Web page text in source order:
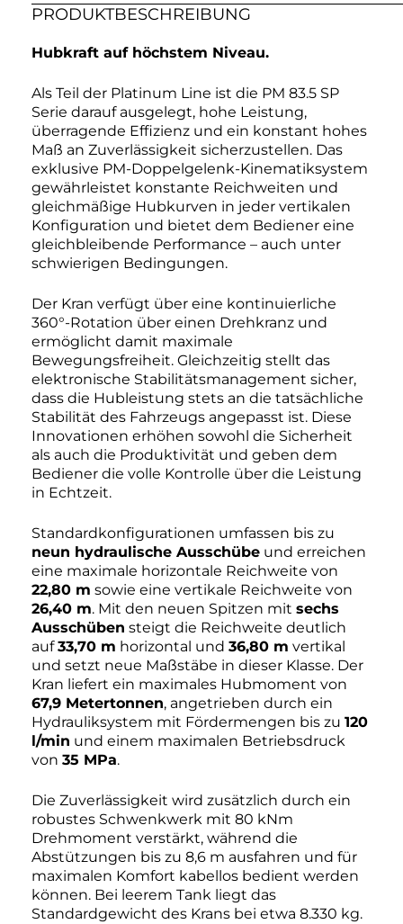
PRODUKTBESCHREIBUNG
Hubkraft auf höchstem Niveau.
Als Teil der Platinum Line ist die PM 83.5 SP
Serie darauf ausgelegt, hohe Leistung,
überragende Effizienz und ein konstant hohes
Maß an Zuverlässigkeit sicherzustellen. Das
exklusive PM-Doppelgelenk-Kinematiksystem
gewährleistet konstante Reichweiten und
gleichmäßige Hubkurven in jeder vertikalen
Konfiguration und bietet dem Bediener eine
gleichbleibende Performance – auch unter
schwierigen Bedingungen.
Der Kran verfügt über eine kontinuierliche
360°-Rotation über einen Drehkranz und
ermöglicht damit maximale
Bewegungsfreiheit. Gleichzeitig stellt das
elektronische Stabilitätsmanagement sicher,
dass die Hubleistung stets an die tatsächliche
Stabilität des Fahrzeugs angepasst ist. Diese
Innovationen erhöhen sowohl die Sicherheit
als auch die Produktivität und geben dem
Bediener die volle Kontrolle über die Leistung
in Echtzeit.
Standardkonfigurationen umfassen bis zu
neun hydraulische Ausschübe und erreichen
eine maximale horizontale Reichweite von
22,80 m sowie eine vertikale Reichweite von
26,40 m. Mit den neuen Spitzen mit sechs
Ausschüben steigt die Reichweite deutlich
auf33,70 m horizontal und 36,80 m vertikal
und setzt neue Maßstäbe in dieser Klasse. Der
Kran liefert ein maximales Hubmoment von
67,9 Metertonnen, angetrieben durch ein
Hydrauliksystem mit Fördermengen bis zu 120
l/min und einem maximalen Betriebsdruck
von 35 MPa.
Die Zuverlässigkeit wird zusätzlich durch ein
robustes Schwenkwerk mit 80 kNm
Drehmoment verstärkt, während die
Abstützungen bis zu 8,6 m ausfahren und für
maximalen Komfort kabellos bedient werden
können. Bei leerem Tank liegt das
Standardgewicht des Krans bei etwa 8.330 kg.